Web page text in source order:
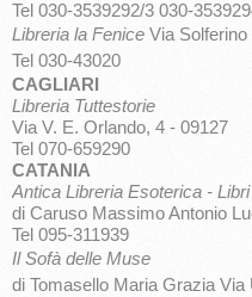
Tel 030-3539292/3 030-
Libreria la Fenice Via
Tel 030-43020
CAGLIARI
Libreria Tuttestorie
Via V. E. Orlando, 4 - 09127
Tel 070-659290
CATANIA
Antica Libreria Esoterica -
di Caruso Massimo Antonio
Tel 095-311939
Il Sofà delle Muse
di Tomasello Maria Grazia Via